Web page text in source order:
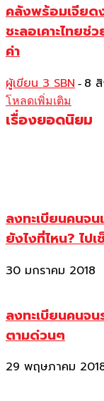
คลังพร้อมเจียด
ชะลอเคาะไทยช่
ค่า
ผู้เขียน 3 SBN - 8
โหลดเพิ่มเติม
เรื่องยอดนิยม
ลงทะเบียนคนจน
ยังไงที่ไหน? ไปเ
30 มกราคม 2018
ลงทะเบียนคนจ
ตามด่วนๆ
29 พฤษภาคม